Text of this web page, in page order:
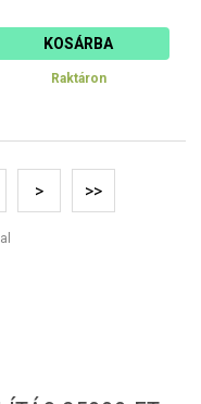
KOSÁRBA
Raktáron
> >>